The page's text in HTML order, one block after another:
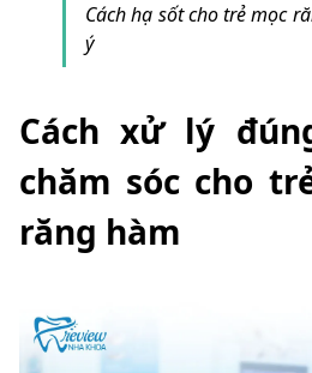
Cách hạ sốt cho trẻ mọc
ý
Cách xử lý
chăm sóc cho
răng hàm